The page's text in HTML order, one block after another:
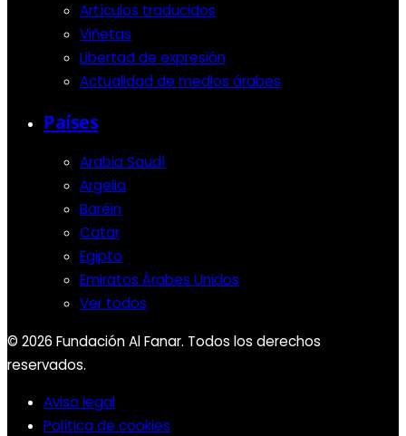
Artículos traducidos
Viñetas
Libertad de expresión
Actualidad de medios árabes
Países
Arabia Saudí
Argelia
Baréin
Catar
Egipto
Emiratos Árabes Unidos
Ver todos
© 2026 Fundación Al Fanar. Todos los derechos
reservados.
Aviso legal
Política de cookies